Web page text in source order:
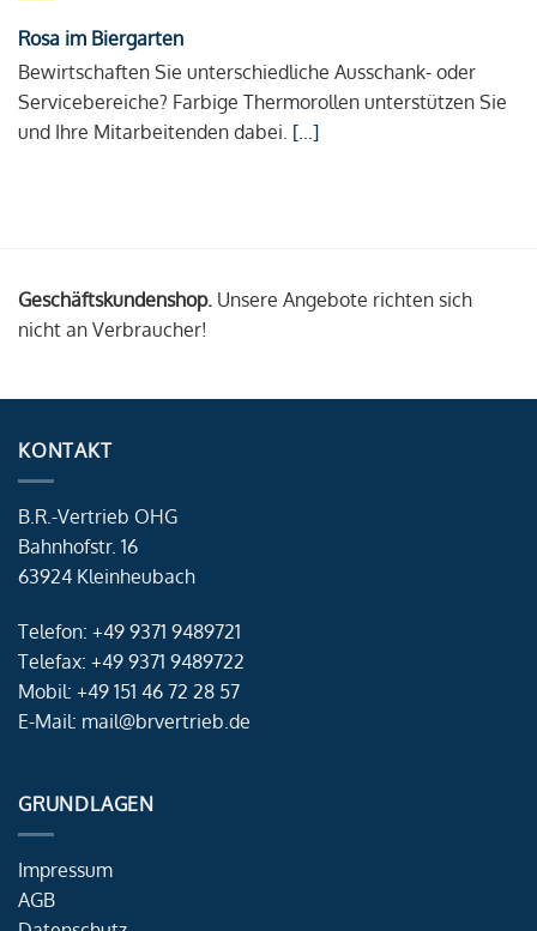
Rosa im Biergarten
Bewirtschaften Sie unterschiedliche Ausschank- oder
Servicebereiche? Farbige Thermorollen unterstützen Sie
und Ihre Mitarbeitenden dabei. [...]
Geschäftskundenshop. Unsere Angebote richten sich
nicht an Verbraucher!
KONTAKT
B.R.-Vertrieb OHG
Bahnhofstr. 16
63924 Kleinheubach
Telefon: +49 9371 9489721
Telefax: +49 9371 9489722
Mobil: +49 151 46 72 28 57
E-Mail: mail@brvertrieb.de
GRUNDLAGEN
Impressum
AGB